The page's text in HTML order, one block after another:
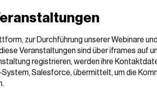
zur Durchführung unserer Webinare
Veranstaltungen sind über iframes auf
registrieren, werden ihre
Salesforce, übermittelt, um die